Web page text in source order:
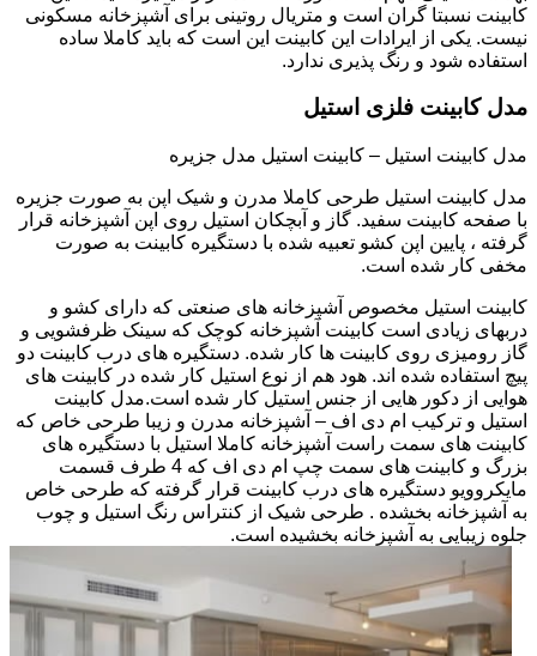
کابینت نسبتا گران است و متریال روتینی برای آشپزخانه مسکونی
نیست. یکی از ایرادات این کابینت این است که باید کاملا ساده
استفاده شود و رنگ پذیری ندارد.
مدل کابینت فلزی استیل
مدل کابینت استیل – کابینت استیل مدل جزیره
مدل کابینت استیل طرحی کاملا مدرن و شیک اپن به صورت جزیره
با صفحه کابینت سفید. گاز و آبچکان استیل روی اپن آشپزخانه قرار
گرفته ، پایین اپن کشو تعبیه شده با دستگیره کابینت به صورت
مخفی کار شده است.
کابینت استیل مخصوص آشپزخانه های صنعتی که دارای کشو و
دربهای زیادی است کابینت آشپزخانه کوچک که سینک ظرفشویی و
گاز رومیزی روی کابینت ها کار شده. دستگیره های درب کابینت دو
پیچ استفاده شده اند. هود هم از نوع استیل کار شده در کابینت های
هوایی از دکور هایی از جنس استیل کار شده است.مدل کابینت
استیل و ترکیب ام دی اف – آشپزخانه مدرن و زیبا طرحی خاص که
کابینت های سمت راست آشپزخانه کاملا استیل با دستگیره های
بزرگ و کابینت های سمت چپ ام دی اف که 4 طرف قسمت
مایکروویو دستگیره های درب کابینت قرار گرفته که طرحی خاص
به آشپزخانه بخشده . طرحی شیک از کنتراس رنگ استیل و چوب
جلوه زیبایی به آشپزخانه بخشیده است.